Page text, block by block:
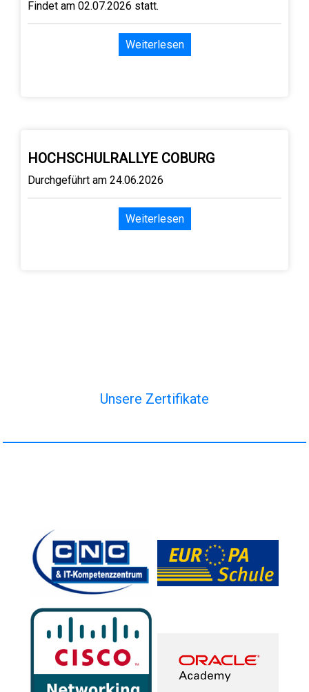
Findet am 02.07.2026 statt.
Weiterlesen
HOCHSCHULRALLYE COBURG
Durchgeführt am 24.06.2026
Weiterlesen
Unsere Zertifikate